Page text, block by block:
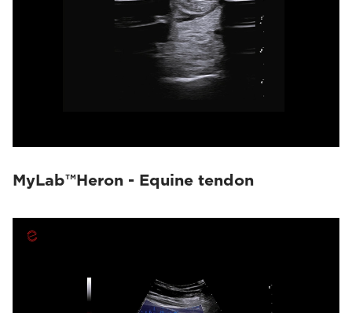
MyLab™Heron - Equine tendon